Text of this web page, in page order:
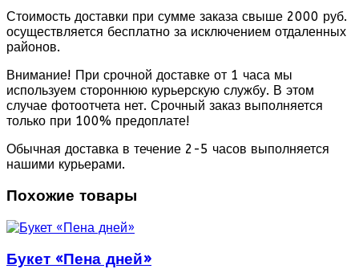
Стоимость доставки при сумме заказа свыше 2000 руб.
осуществляется бесплатно за исключением отдаленных
районов.
Внимание! При срочной доставке от 1 часа мы
используем стороннюю курьерскую службу. В этом
случае фотоотчета нет. Срочный заказ выполняется
только при 100% предоплате!
Обычная доставка в течение 2-5 часов выполняется
нашими курьерами.
Похожие товары
Букет «Пена дней»